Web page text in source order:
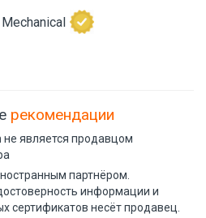
рекомендации
является продавцом
партнёром.
информации и
сертификатов несёт продавец.